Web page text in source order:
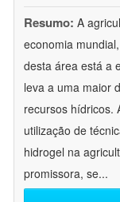
Resumo: A
economia
desta área está a
leva a uma maior
recursos hídricos.
utilização de
hidrogel na
promissora, se...